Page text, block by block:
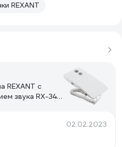
REXANT
REXANT с
звука RX-346
02.02.2023